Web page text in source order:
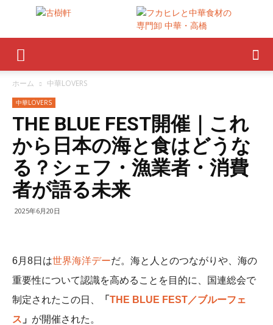
ホーム 中華LOVERS
中華LOVERS
THE BLUE FEST開催｜これ
から日本の海と食はどうな
る？シェフ・漁業者・消費
者が語る未来
2025年6月20日
6月8日は世界海洋デーだ。海と人とのつながりや、海の
重要性について認識を高めることを目的に、国連総会で
制定されたこの日、
「 THE BLUE FEST／ブルーフェ
ス 」 が開催された。